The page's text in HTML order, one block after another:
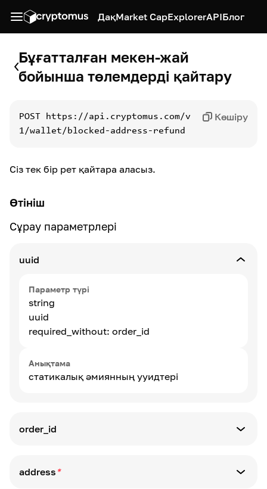
ДақMarket CapExplorerAPIБлог
Бұғатталған мекен-жай
бойынша төлемдерді қайтару
POST
https://api.cryptomus.com/v
1/wallet/blocked-address-refund
Көшіру
Сіз тек бір рет қайтара аласыз.
Өтініш
Сұрау параметрлері
uuid
Параметр түрі
string
uuid
required_without: order_id
Анықтама
статикалық әмиянның ууидтері
order_id
min:1
address*